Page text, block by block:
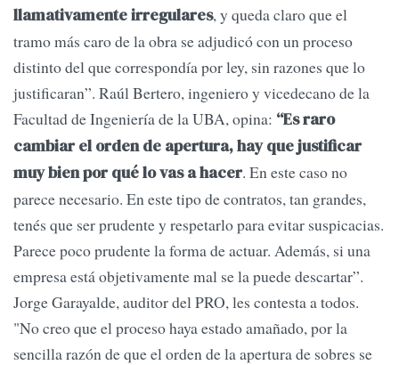
llamativamente irregulares, y queda claro que el
tramo más caro de la obra se adjudicó con un proceso
distinto del que correspondía por ley, sin razones que lo
justificaran”. Raúl Bertero, ingeniero y vicedecano de la
Facultad de Ingeniería de la UBA, opina: “Es raro
cambiar el orden de apertura, hay que justificar
muy bien por qué lo vas a hacer. En este caso no
parece necesario. En este tipo de contratos, tan grandes,
tenés que ser prudente y respetarlo para evitar suspicacias.
Parece poco prudente la forma de actuar. Además, si una
empresa está objetivamente mal se la puede descartar”.
Jorge Garayalde, auditor del PRO, les contesta a todos.
"No creo que el proceso haya estado amañado, por la
sencilla razón de que el orden de la apertura de sobres se